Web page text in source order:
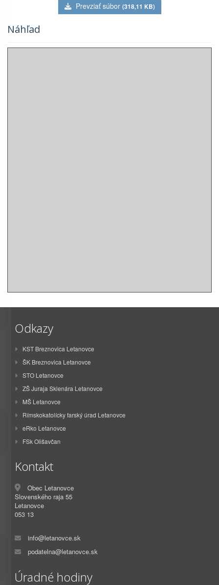
Prevziať súbor (318,11 KB)
Náhľad
Odkazy
KST Breznovica Letanovce
ŠK Breznovica Letanovce
STO Letanovce
ZŠ Juraja Sklenára Letanovce
MŠ Letanovce
Rímskokatolícky farský úrad Letanovce
eRko Letanovce
FSk Olišavčan
Kontakt
Obec Letanovce
Slovenského raja 55
Letanovce
053 13
info@letanovce.sk
podatelna@letanovce.sk
Úradné hodiny